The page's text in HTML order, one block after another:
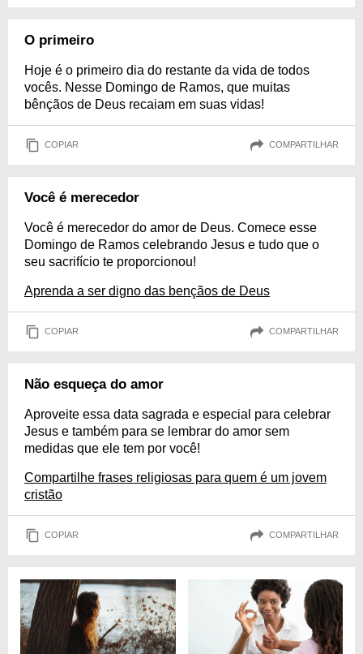
O primeiro
Hoje é o primeiro dia do restante da vida de todos
vocês. Nesse Domingo de Ramos, que muitas
bênçãos de Deus recaiam em suas vidas!
COPIAR COMPARTILHAR
Você é merecedor
Você é merecedor do amor de Deus. Comece esse
Domingo de Ramos celebrando Jesus e tudo que o
seu sacrifício te proporcionou!
Aprenda a ser digno das bençãos de Deus
COPIAR COMPARTILHAR
Não esqueça do amor
Aproveite essa data sagrada e especial para celebrar
Jesus e também para se lembrar do amor sem
medidas que ele tem por você!
Compartilhe frases religiosas para quem é um jovem
cristão
COPIAR COMPARTILHAR